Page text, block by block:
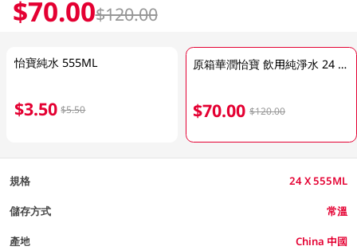
$70.00$120.00
怡寶純水 555ML
$3.50 $5.50
原箱華潤怡寶 飲用純淨水 24 X 555ML
$70.00 $120.00
規格 24 X 555ML
儲存方式 常溫
產地 China 中國